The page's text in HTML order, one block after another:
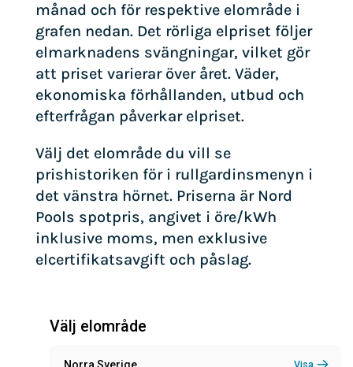
månad och för respektive elområde i
grafen nedan. Det rörliga elpriset följer
elmarknadens svängningar, vilket gör
att priset varierar över året. Väder,
ekonomiska förhållanden, utbud och
efterfrågan påverkar elpriset.
Välj det elområde du vill se
prishistoriken för i rullgardinsmenyn i
det vänstra hörnet. Priserna är Nord
Pools spotpris, angivet i öre/kWh
inklusive moms, men exklusive
elcertifikatsavgift och påslag.